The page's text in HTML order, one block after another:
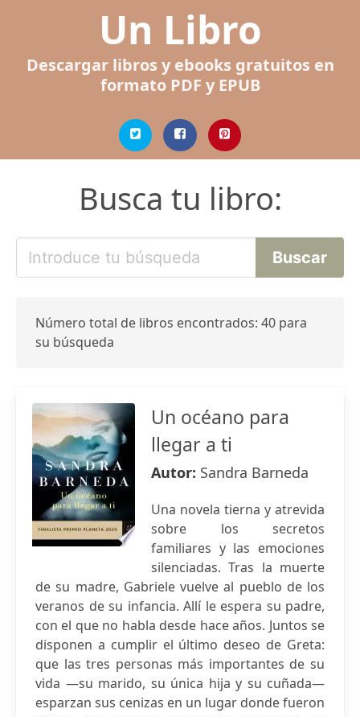
Un Libro
Descargar libros y ebooks gratuitos en
formato PDF y EPUB
Busca tu libro:
Número total de libros encontrados: 40 para
su búsqueda
Un océano para
llegar a ti
Autor: Sandra Barneda
Una novela tierna y atrevida
sobre los secretos
familiares y las emociones
silenciadas. Tras la muerte
de su madre, Gabriele vuelve al pueblo de los
veranos de su infancia. Allí le espera su padre,
con el que no habla desde hace años. Juntos se
disponen a cumplir el último deseo de Greta:
que las tres personas más importantes de su
vida —su marido, su única hija y su cuñada—
esparzan sus cenizas en un lugar donde fueron